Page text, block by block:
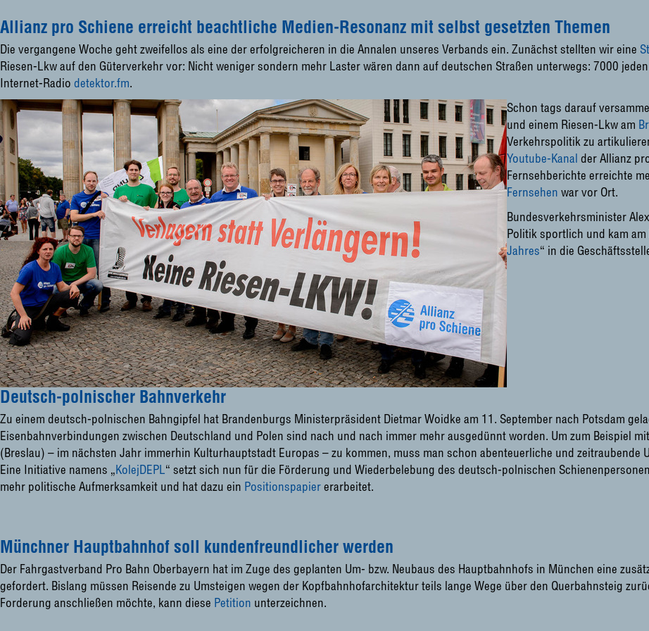
Allianz pro Schiene erreicht beachtliche Medien-Resonanz mit selbst gesetzten Themen
Die vergangene Woche geht zweifellos als eine der erfolgreicheren in die Annalen unseres Verbands ein. Zunächst stellten wir eine
Riesen-Lkw auf den Güterverkehr vor: Nicht weniger sondern mehr Laster wären dann auf deutschen Straßen unterwegs: 7000
Internet-Radio detektor.fm.
Schon tags darauf
und einem Riesen-Lkw am
Verkehrspolitik zu
Youtube-Kanal der Allianz
Fernsehberichte erreichte
Fernsehen war vor Ort.
Bundesverkehrsminister
Politik sportlich und kam
Jahres“ in die
Deutsch-polnischer Bahnverkehr
Zu einem deutsch-polnischen Bahngipfel hat Brandenburgs Ministerpräsident Dietmar Woidke am 11. September nach Potsdam
Eisenbahnverbindungen zwischen Deutschland und Polen sind nach und nach immer mehr ausgedünnt worden. Um zum Beispiel
(Breslau) – im nächsten Jahr immerhin Kulturhauptstadt Europas – zu kommen, muss man schon abenteuerliche und zeitraubende
Eine Initiative namens „KolejDEPL“ setzt sich nun für die Förderung und Wiederbelebung des deutsch-polnischen
mehr politische Aufmerksamkeit und hat dazu ein Positionspapiererarbeitet.
Münchner Hauptbahnhof soll kundenfreundlicher werden
Der Fahrgastverband Pro Bahn Oberbayern hat im Zuge des geplanten Um- bzw. Neubaus des Hauptbahnhofs in München eine
gefordert. Bislang müssen Reisende zu Umsteigen wegen der Kopfbahnhofarchitektur teils lange Wege über den Querbahnsteig
Forderung anschließen möchte, kann diese Petition unterzeichnen.